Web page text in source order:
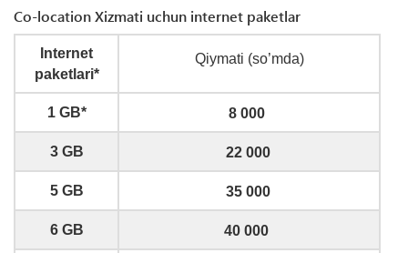
Co-location Xizmati uchun internet paketlar
Internet
paketlari*
Qiymati (so’mda)
1 GB* 8 000
3 GB 22 000
5 GB 35 000
6 GB 40 000